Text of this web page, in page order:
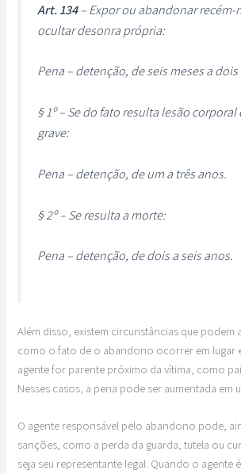
Art. 134– Expor ou abandonar recém-
ocultar desonra própria:
Pena – detenção, de seis meses a dois
§ 1º – Se do fato resulta lesão
grave:
Pena – detenção, de um a três anos.
§ 2º – Se resulta a morte:
Pena – detenção, de dois a seis anos.
Além disso, existem circunstâncias que podem
como o fato de o abandono ocorrer em lugar
agente for parente próximo da vítima, como
Nesses casos, a pena pode ser aumentada em
O agente responsável pelo abandono pode,
sanções, como a perda da guarda, tutela ou
seja seu representante legal. Quando o agente